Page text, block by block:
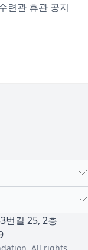
련관 휴관 공지
번길 25, 2층